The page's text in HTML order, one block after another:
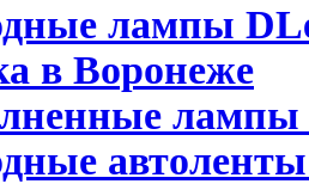
лампы
в Воронеже